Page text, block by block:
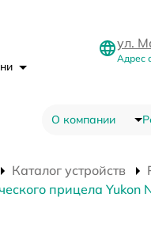
ул.
Адрес
О компании
Каталог устройств
прицела Yukon